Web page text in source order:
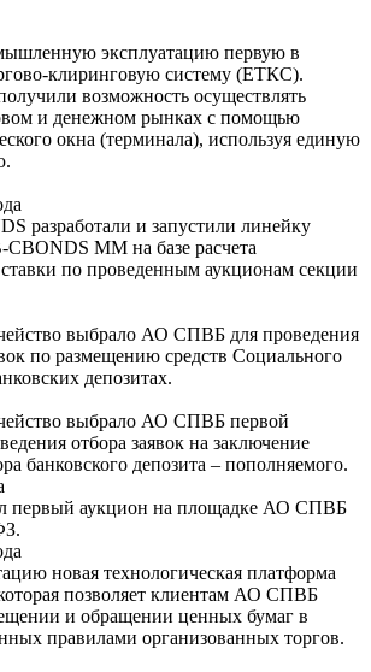
эксплуатацию первую в
клиринговую систему (ЕТКС).
возможность осуществлять
и денежном рынках с помощью
окна (терминала), используя единую
разработали и запустили линейку
MM на базе расчета
по проведенным аукционам секции
выбрало АО СПВБ для проведения
по размещению средств Социального
депозитах.
выбрало АО СПВБ первой
отбора заявок на заключение
банковского депозита – пополняемого.
первый аукцион на площадке АО СПВБ
новая технологическая платформа
позволяет клиентам АО СПВБ
и обращении ценных бумаг в
правилами организованных торгов.